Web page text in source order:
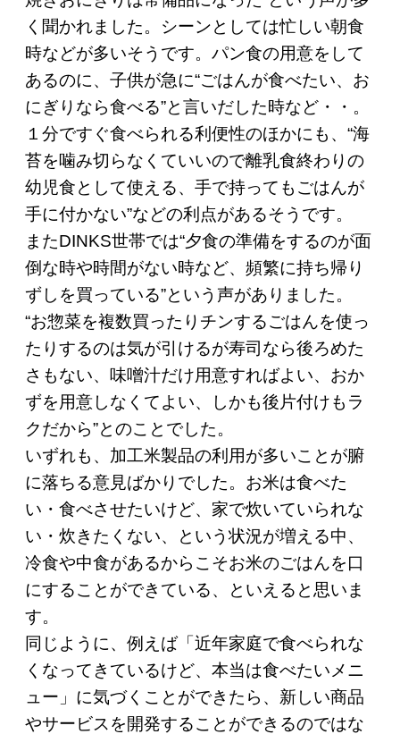
く聞かれました。シーンとしては忙しい朝食
時などが多いそうです。パン食の用意をして
あるのに、子供が急に“ごはんが食べたい、お
にぎりなら食べる”と言いだした時など・・。
１分ですぐ食べられる利便性のほかにも、“海
苔を噛み切らなくていいので離乳食終わりの
幼児食として使える、手で持ってもごはんが
手に付かない”などの利点があるそうです。
またDINKS世帯では“夕食の準備をするのが面
倒な時や時間がない時など、頻繁に持ち帰り
ずしを買っている”という声がありました。
“お惣菜を複数買ったりチンするごはんを使っ
たりするのは気が引けるが寿司なら後ろめた
さもない、味噌汁だけ用意すればよい、おか
ずを用意しなくてよい、しかも後片付けもラ
クだから”とのことでした。
いずれも、加工米製品の利用が多いことが腑
に落ちる意見ばかりでした。お米は食べた
い・食べさせたいけど、家で炊いていられな
い・炊きたくない、という状況が増える中、
冷食や中食があるからこそお米のごはんを口
にすることができている、といえると思いま
す。
同じように、例えば「近年家庭で食べられな
くなってきているけど、本当は食べたいメニ
ュー」に気づくことができたら、新しい商品
やサービスを開発することができるのではな